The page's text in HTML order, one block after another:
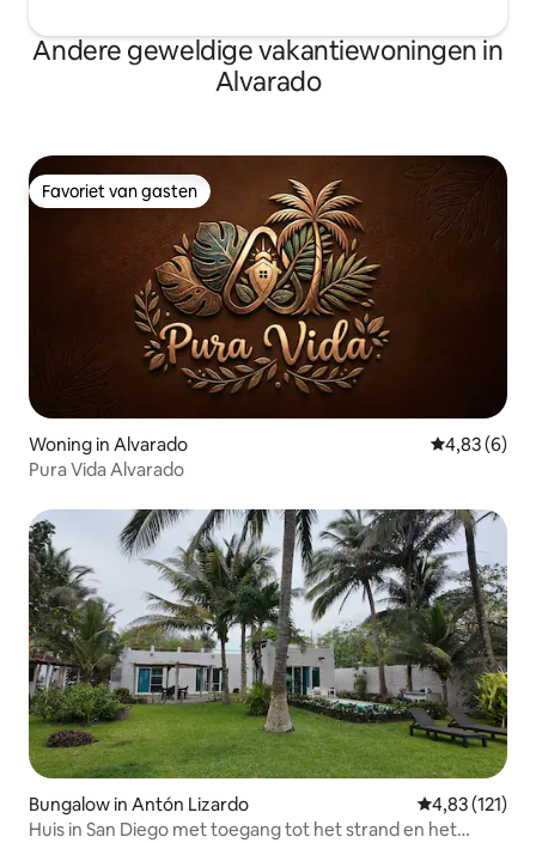
Andere geweldige vakantiewoningen in
Alvarado
Favoriet van gasten
Favoriet van gasten
Woning in Alvarado Gemiddelde
4,83 (6)
Pura Vida Alvarado
Bungalow in Antón Lizardo Gemiddelde
4,83 (121)
Huis in San Diego met toegang tot het strand en het